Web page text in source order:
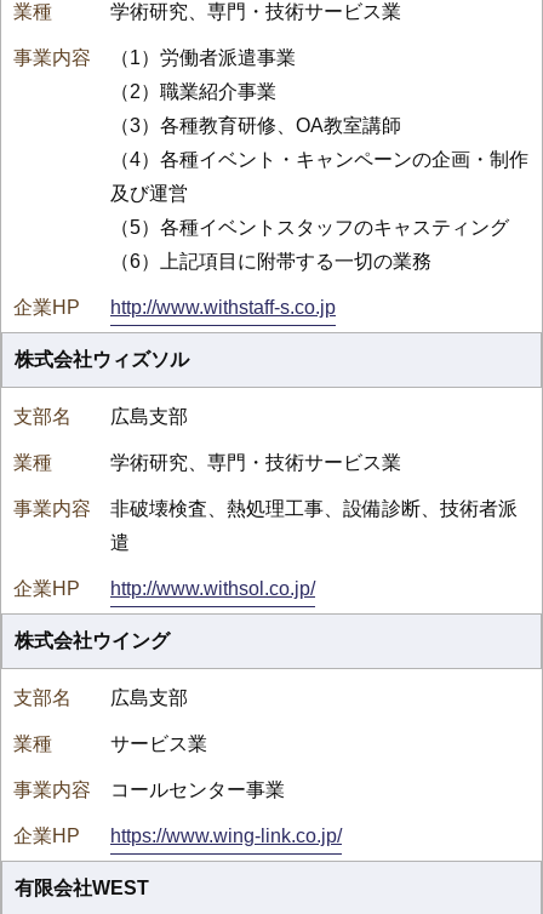
学術研究、専門・技術サービス業
（1）労働者派遣事業
（2）職業紹介事業
（3）各種教育研修、OA教室講師
（4）各種イベント・キャンペーンの企画・制作
及び運営
（5）各種イベントスタッフのキャスティング
（6）上記項目に附帯する一切の業務
http://www.withstaff-s.co.jp
株式会社ウィズソル
広島支部
学術研究、専門・技術サービス業
非破壊検査、熱処理工事、設備診断、技術者派
遣
http://www.withsol.co.jp/
株式会社ウイング
広島支部
サービス業
コールセンター事業
https://www.wing-link.co.jp/
有限会社WEST